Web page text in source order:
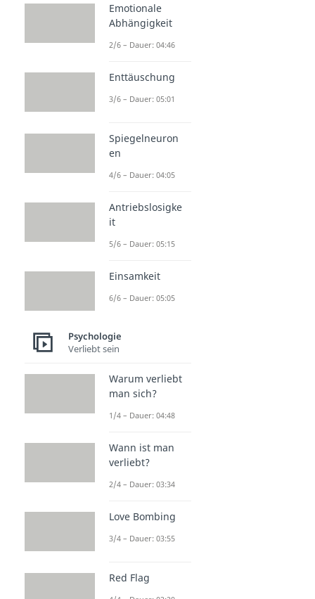
Emotionale
Abhängigkeit
2/6 – Dauer: 04:46
Enttäuschung
3/6 – Dauer: 05:01
Spiegelneuron
en
4/6 – Dauer: 04:05
Antriebslosigke
it
5/6 – Dauer: 05:15
Einsamkeit
6/6 – Dauer: 05:05
Psychologie
Verliebt sein
Warum verliebt
man sich?
1/4 – Dauer: 04:48
Wann ist man
verliebt?
2/4 – Dauer: 03:34
Love Bombing
3/4 – Dauer: 03:55
Red Flag